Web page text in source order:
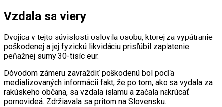
Vzdala sa viery
Dvojica v tejto súvislosti oslovila osobu, ktorej za vypátranie
poškodenej a jej fyzickú likvidáciu prisľúbil zaplatenie
peňažnej sumy 30-tisíc eur.
Dôvodom zámeru zavraždiť poškodenú bol podľa
medializovaných informácii fakt, že po tom, ako sa vydala za
rakúskeho občana, sa vzdala islamu a začala nakrúcať
pornovideá. Zdržiavala sa pritom na Slovensku.